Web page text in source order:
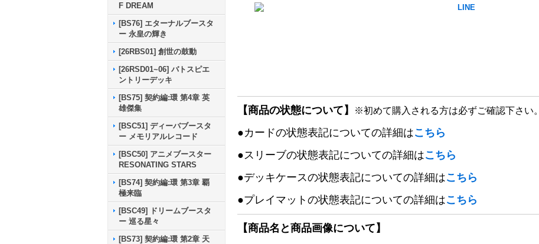
F DREAM
[BS76] エターナルブースタ
ー 永皇の輝き
[26RBS01] 創世の鼓動
[26RSD01~06] バトスピエ
ントリーデッキ
[BS75] 契約編:環 第4章 英
雄傑集
[BSC51] ディーバブースタ
ー メモリアルレコード
[BSC50] アニメブースター
RESONATING STARS
[BS74] 契約編:環 第3章 覇
極来臨
[BSC49] ドリームブースタ
ー 巡る星々
[BS73] 契約編:環 第2章 天
【商品の状態について】 ※初めて購入される方は必ずご確認下さい。
●カードの状態表記についての詳細はこちら
●スリーブの状態表記についての詳細はこちら
●デッキケースの状態表記についての詳細はこちら
●プレイマットの状態表記についての詳細はこちら
【商品名と商品画像について】